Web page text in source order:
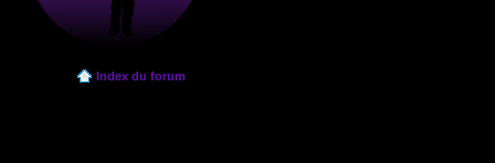
Index du forum